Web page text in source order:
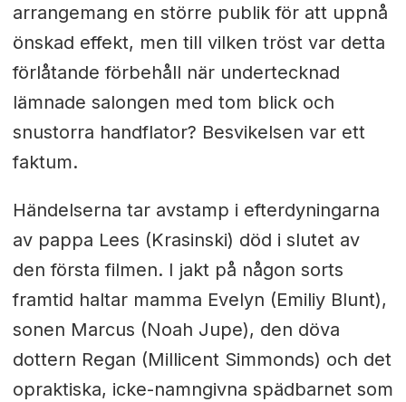
arrangemang en större publik för att uppnå
önskad effekt, men till vilken tröst var detta
förlåtande förbehåll när undertecknad
lämnade salongen med tom blick och
snustorra handflator? Besvikelsen var ett
faktum.
Händelserna tar avstamp i efterdyningarna
av pappa Lees (Krasinski) död i slutet av
den första filmen. I jakt på någon sorts
framtid haltar mamma Evelyn (Emiliy Blunt),
sonen Marcus (Noah Jupe), den döva
dottern Regan (Millicent Simmonds) och det
opraktiska, icke-namngivna spädbarnet som